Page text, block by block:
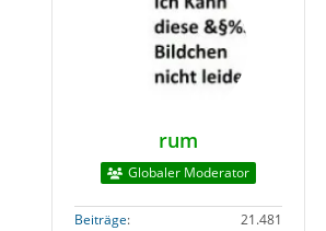
rum
Globaler Moderator
Beiträge
21.481